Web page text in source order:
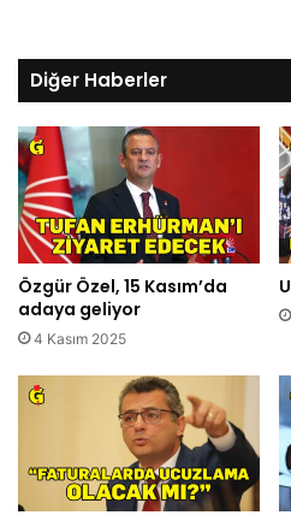
Diğer Haberler
Özgür Özel, 15 Kasım’da
adaya geliyor
4 Kasım 2025